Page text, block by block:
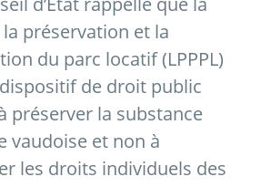
la préservation et la
du parc locatif (LPPPL)
de droit public
préserver la substance
vaudoise et non à
les droits individuels des